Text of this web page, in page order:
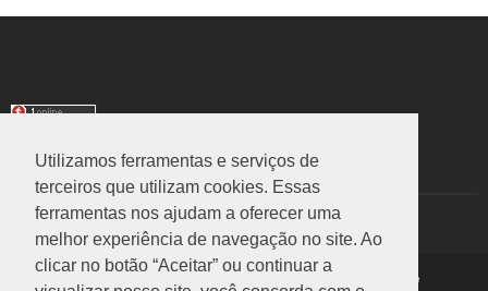
Utilizamos ferramentas e serviços de
terceiros que utilizam cookies. Essas
ferramentas nos ajudam a oferecer uma
melhor experiência de navegação no site. Ao
clicar no botão “Aceitar” ou continuar a
TRANSLATE
Select Language▼
Rom Stock Política de Privacidade